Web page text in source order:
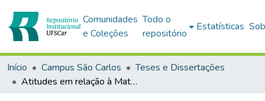
Comunidades
e Coleções
Todo o
repositório
Estatísticas
Início Campus São Carlos
Teses e Dissertações
Atitudes em relação à Matemática de estudantes ingressantes no Ensino Médio: construindo um modelo teórico para análise de suas narrativas